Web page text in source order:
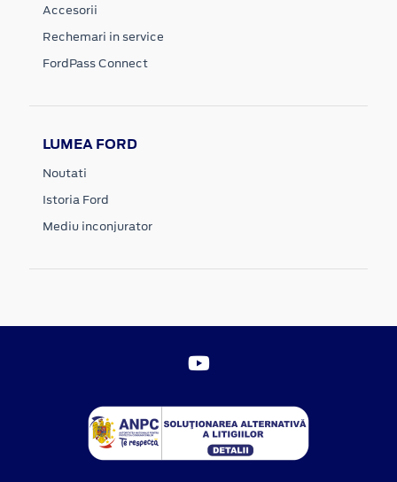
Accesorii
Rechemari in service
FordPass Connect
LUMEA FORD
Noutati
Istoria Ford
Mediu inconjurator